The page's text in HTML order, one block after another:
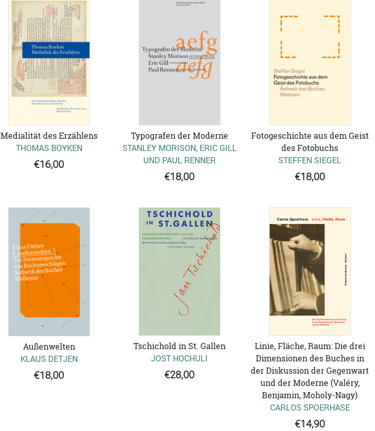
Medialität des Erzählens
THOMAS BOYKEN
€16,00
Typografen der Moderne
STANLEY MORISON, ERIC GILL
UND PAUL RENNER
€18,00
Fotogeschichte aus dem Geist
des Fotobuchs
STEFFEN SIEGEL
€18,00
Außenwelten
KLAUS DETJEN
€18,00
Tschichold in St. Gallen
JOST HOCHULI
€28,00
Linie, Fläche, Raum: Die drei
Dimensionen des Buches in
der Diskussion der Gegenwart
und der Moderne (Valéry,
Benjamin, Moholy-Nagy)
CARLOS SPOERHASE
€14,90